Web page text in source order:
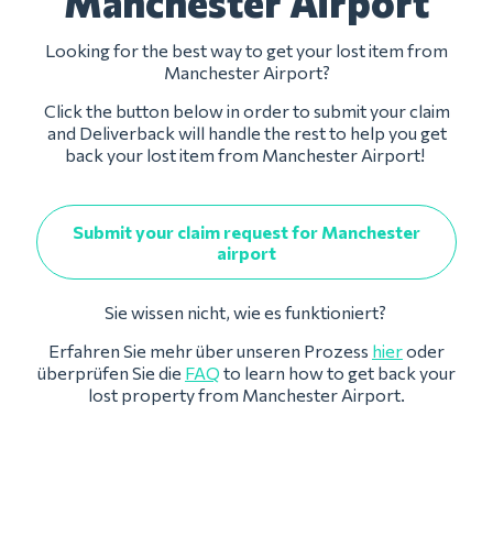
Looking for the best way to get your lost item from
Manchester Airport?
Click the button below in order to submit your claim
and Deliverback will handle the rest to help you get
back your lost item from Manchester Airport!
Submit your claim request for Manchester
airport
Sie wissen nicht, wie es funktioniert?
Erfahren Sie mehr über unseren Prozess hieroder
überprüfen Sie die FAQ to learn how to get back your
lost property from Manchester Airport.